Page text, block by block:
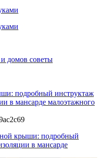
домов советы
подробный инструктаж
в мансарде малоэтажного
крыши: подробный
в мансарде